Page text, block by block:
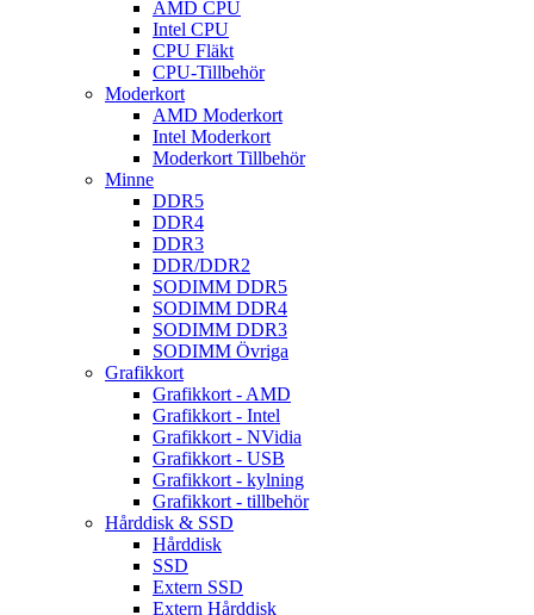
AMD CPU
Intel CPU
CPU Fläkt
CPU-Tillbehör
Moderkort
AMD Moderkort
Intel Moderkort
Moderkort Tillbehör
Minne
DDR5
DDR4
DDR3
DDR/DDR2
SODIMM DDR5
SODIMM DDR4
SODIMM DDR3
SODIMM Övriga
Grafikkort
Grafikkort - AMD
Grafikkort - Intel
Grafikkort - NVidia
Grafikkort - USB
Grafikkort - kylning
Grafikkort - tillbehör
Hårddisk & SSD
Hårddisk
SSD
Extern SSD
Extern Hårddisk